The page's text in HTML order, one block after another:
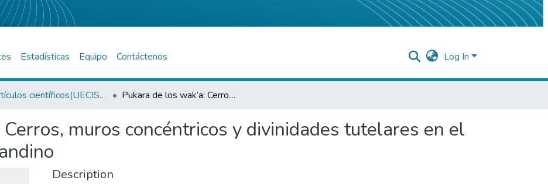
Estadísticas Equipo Contáctenos Log In
Artículos científicos(UECISOR) Pukara de los wak’a: Cerros, muros concéntricos y divinidades tutelares en el altiplano centro-sur andino
Cerros, muros concéntricos y divinidades tutelares en el
Description